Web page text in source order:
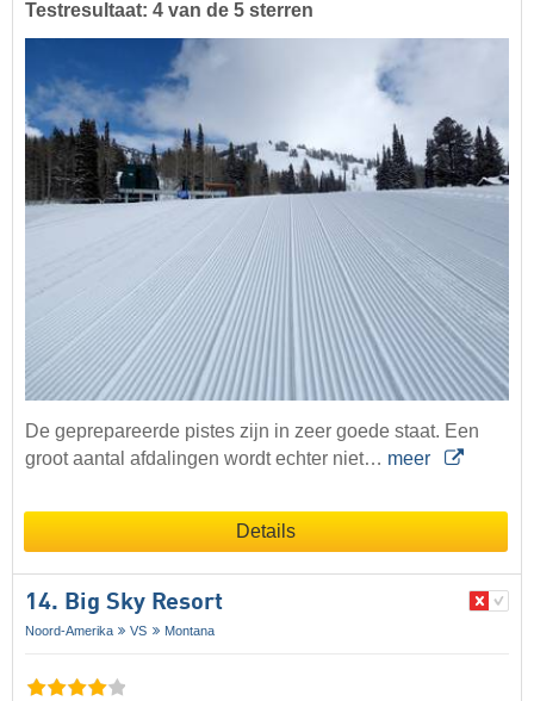
Testresultaat: 4 van de 5 sterren
De geprepareerde pistes zijn in zeer goede staat. Een
groot aantal afdalingen wordt echter niet… meer
Details
14. Big Sky Resort
Noord-Amerika VS Montana